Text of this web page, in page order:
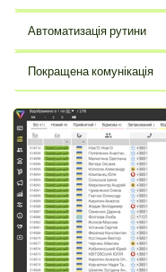
Автоматизація рутини
Покращена комунікація